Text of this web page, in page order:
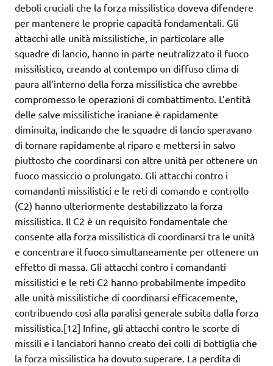
deboli cruciali che la forza missilistica doveva difendere
per mantenere le proprie capacità fondamentali. Gli
attacchi alle unità missilistiche, in particolare alle
squadre di lancio, hanno in parte neutralizzato il fuoco
missilistico, creando al contempo un diffuso clima di
paura all’interno della forza missilistica che avrebbe
compromesso le operazioni di combattimento. L’entità
delle salve missilistiche iraniane è rapidamente
diminuita, indicando che le squadre di lancio speravano
di tornare rapidamente al riparo e mettersi in salvo
piuttosto che coordinarsi con altre unità per ottenere un
fuoco massiccio o prolungato. Gli attacchi contro i
comandanti missilistici e le reti di comando e controllo
(C2) hanno ulteriormente destabilizzato la forza
missilistica. Il C2 è un requisito fondamentale che
consente alla forza missilistica di coordinarsi tra le unità
e concentrare il fuoco simultaneamente per ottenere un
effetto di massa. Gli attacchi contro i comandanti
missilistici e le reti C2 hanno probabilmente impedito
alle unità missilistiche di coordinarsi efficacemente,
contribuendo così alla paralisi generale subita dalla forza
missilistica.[12] Infine, gli attacchi contro le scorte di
missili e i lanciatori hanno creato dei colli di bottiglia che
la forza missilistica ha dovuto superare. La perdita di